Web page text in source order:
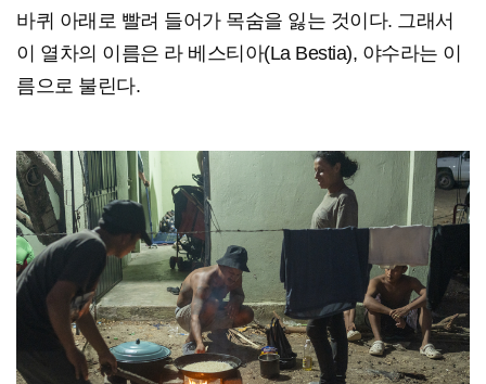
바퀴 아래로 빨려 들어가 목숨을 잃는 것이다. 그래서
이 열차의 이름은 라 베스티아(La Bestia), 야수라는 이
름으로 불린다.